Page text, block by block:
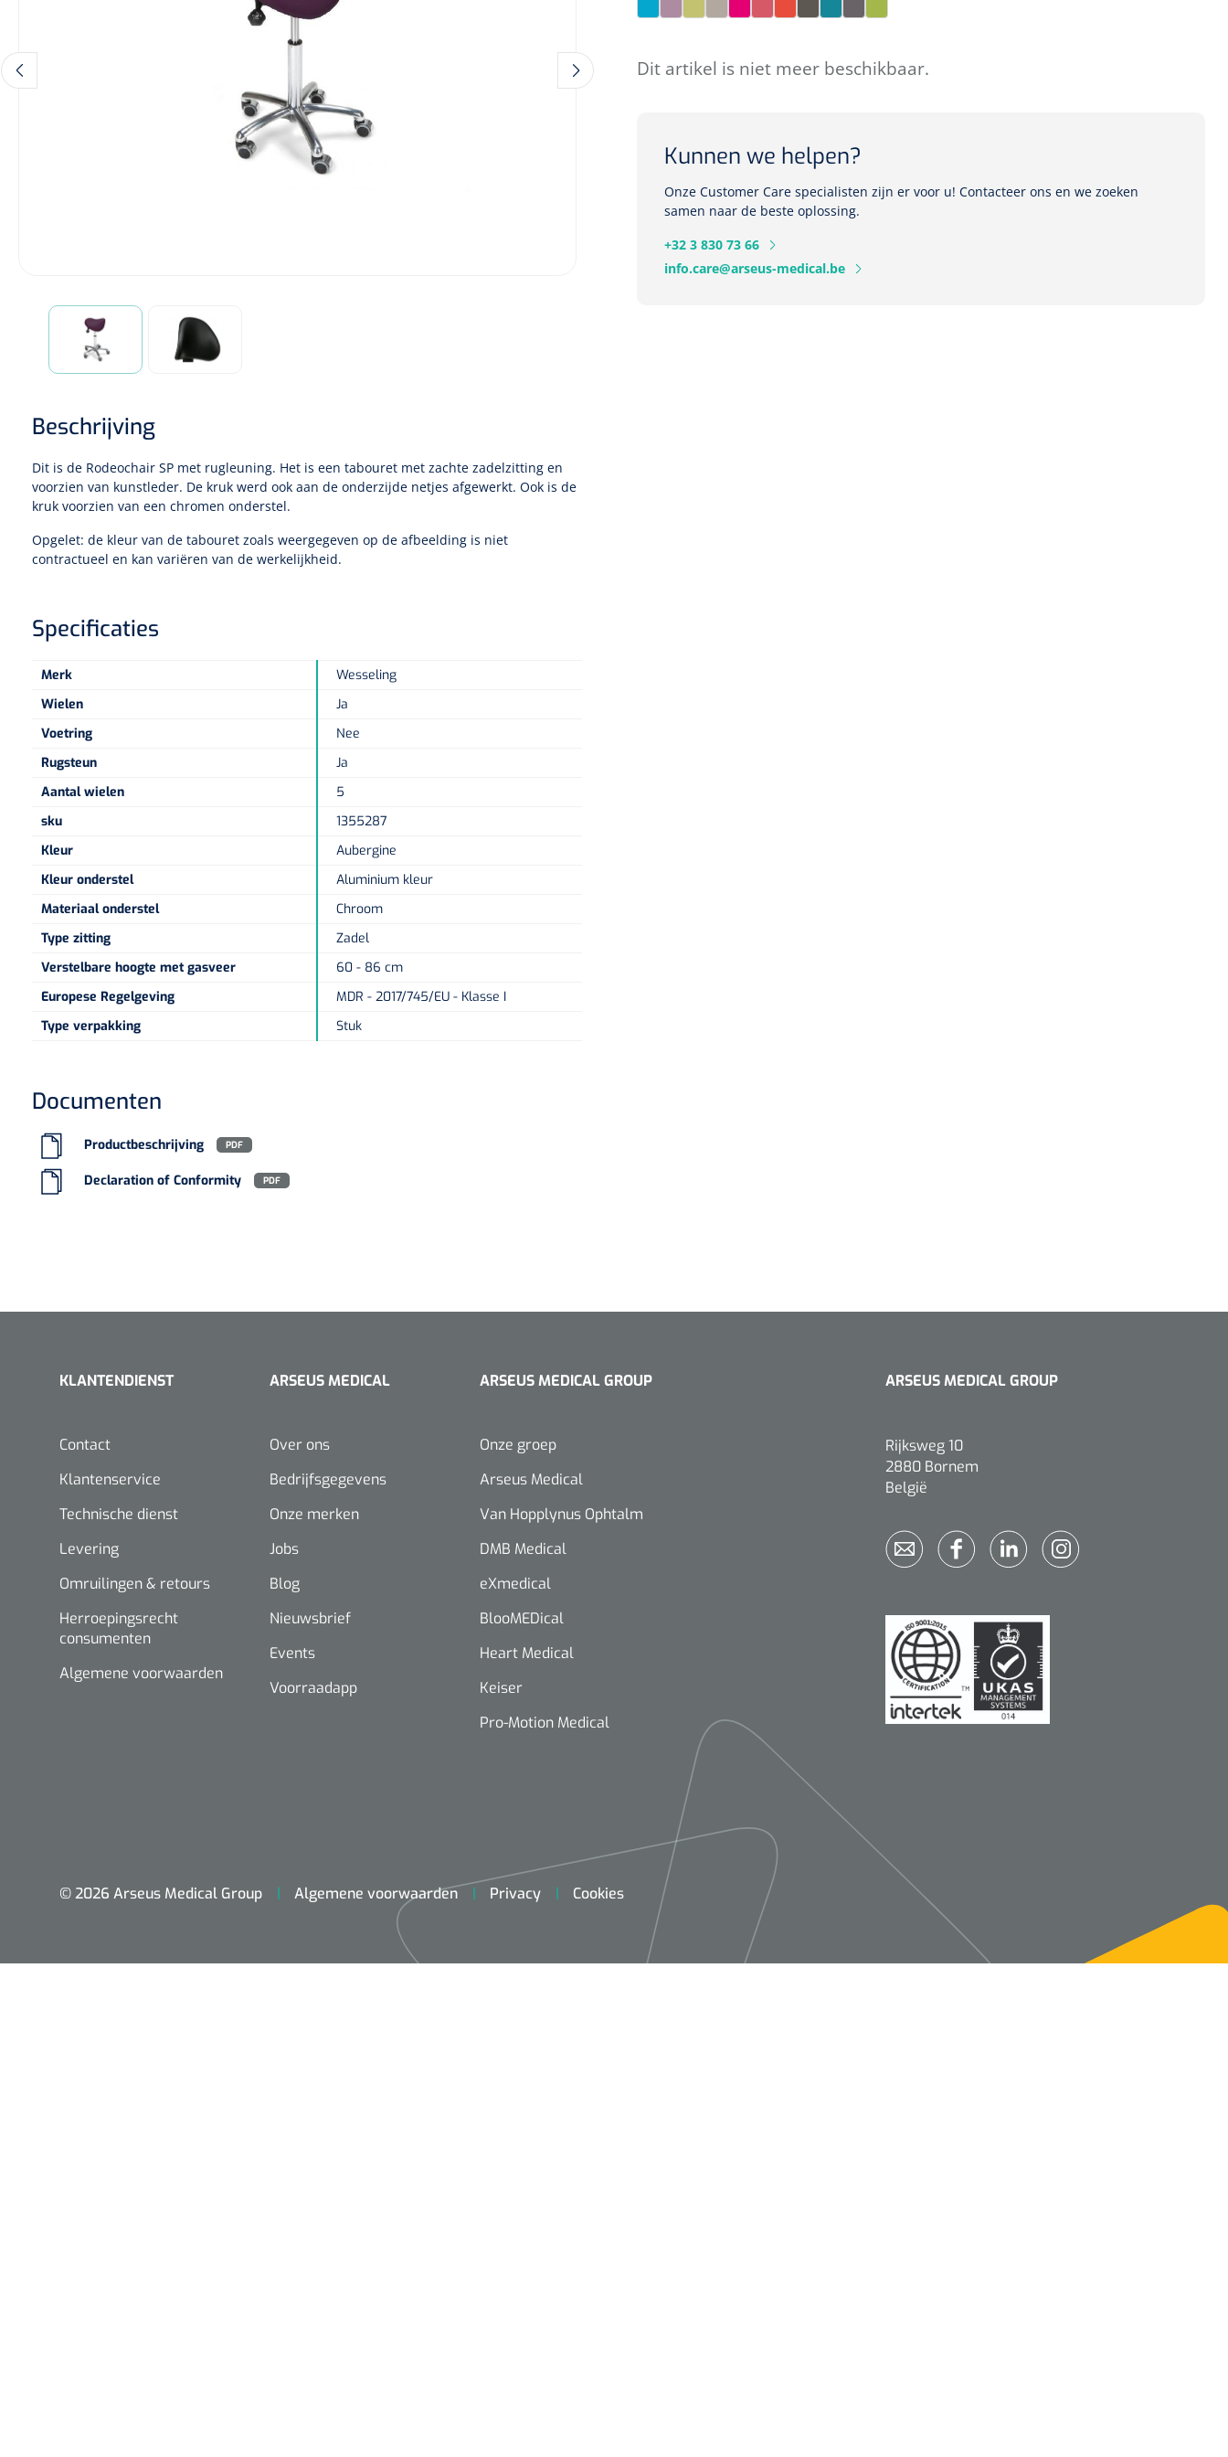
Beschrijving
Dit is de Rodeochair SP met rugleuning. Het is een tabouret met zachte zadelzitting en
voorzien van kunstleder. De kruk werd ook aan de onderzijde netjes afgewerkt. Ook is de
kruk voorzien van een chromen onderstel.
Opgelet: de kleur van de tabouret zoals weergegeven op de afbeelding is niet
contractueel en kan variëren van de werkelijkheid.
Specificaties
Merk
Wesseling
Wielen
Ja
Voetring
Nee
Rugsteun
Ja
Aantal wielen
5
sku
1355287
Kleur
Aubergine
Kleur onderstel
Aluminium kleur
Materiaal onderstel
Chroom
Type zitting
Zadel
Verstelbare hoogte met gasveer
60 - 86 cm
Europese Regelgeving
MDR - 2017/745/EU - Klasse I
Type verpakking
Stuk
Documenten
Productbeschrijving PDF
Declaration of Conformity PDF
Pagode Blue
Pimpelle
PomeloPortobello
Raspberry
SiennaSunrise
Taupe
TealTitanium
Zest
Dit artikel is niet meer beschikbaar.
Kunnen we helpen?
Onze Customer Care specialisten zijn er voor u! Contacteer ons en we zoeken
samen naar de beste oplossing.
+32 3 830 73 66
info.care@arseus-medical.be
KLANTENDIENST
Contact
Klantenservice
Technische dienst
Levering
Omruilingen & retours
Herroepingsrecht
consumenten
Algemene voorwaarden
ARSEUS MEDICAL
Over ons
Bedrijfsgegevens
Onze merken
Jobs
Blog
Nieuwsbrief
Events
Voorraadapp
ARSEUS MEDICAL GROUP
Onze groep
Arseus Medical
Van Hopplynus Ophtalm
DMB Medical
eXmedical
BlooMEDical
Heart Medical
Keiser
Pro-Motion Medical
ARSEUS MEDICAL GROUP
Rijksweg 10
2880 Bornem
België
© 2026 Arseus Medical Group Algemene voorwaarden Privacy Cookies